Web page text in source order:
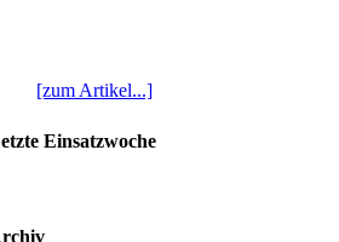
[zum Artikel...]
Einsatzwoche